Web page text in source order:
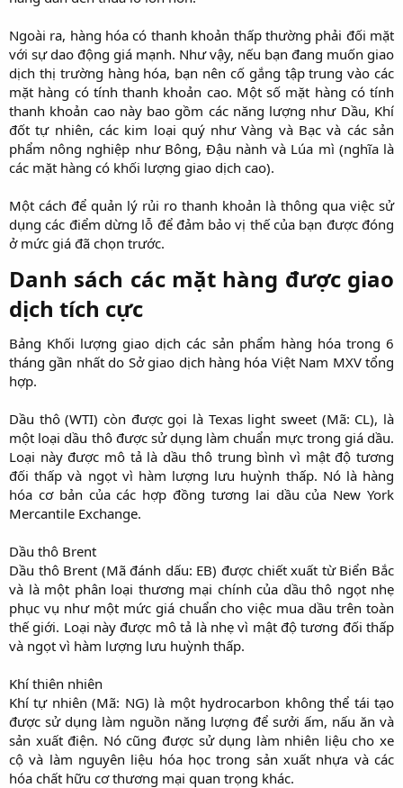
Ngoài ra, hàng hóa có thanh khoản thấp thường phải đối mặt
với sự dao động giá mạnh. Như vậy, nếu bạn đang muốn giao
dịch thị trường hàng hóa, bạn nên cố gắng tập trung vào các
mặt hàng có tính thanh khoản cao. Một số mặt hàng có tính
thanh khoản cao này bao gồm các năng lượng như Dầu, Khí
đốt tự nhiên, các kim loại quý như Vàng và Bạc và các sản
phẩm nông nghiệp như Bông, Đậu nành và Lúa mì (nghĩa là
các mặt hàng có khối lượng giao dịch cao).
Một cách để quản lý rủi ro thanh khoản là thông qua việc sử
dụng các điểm dừng lỗ để đảm bảo vị thế của bạn được đóng
ở mức giá đã chọn trước.​
Danh sách các mặt hàng được giao
dịch tích cực​
Bảng Khối lượng giao dịch các sản phẩm hàng hóa trong 6
tháng gần nhất do Sở giao dịch hàng hóa Việt Nam MXV tổng
hợp.
Dầu thô (WTI) còn được gọi là Texas light sweet (Mã: CL), là
một loại dầu thô được sử dụng làm chuẩn mực trong giá dầu.
Loại này được mô tả là dầu thô trung bình vì mật độ tương
đối thấp và ngọt vì hàm lượng lưu huỳnh thấp. Nó là hàng
hóa cơ bản của các hợp đồng tương lai dầu của New York
Mercantile Exchange.
Dầu thô Brent
Dầu thô Brent (Mã đánh dấu: EB) được chiết xuất từ Biển Bắc
và là một phân loại thương mại chính của dầu thô ngọt nhẹ
phục vụ như một mức giá chuẩn cho việc mua dầu trên toàn
thế giới. Loại này được mô tả là nhẹ vì mật độ tương đối thấp
và ngọt vì hàm lượng lưu huỳnh thấp.
Khí thiên nhiên
Khí tự nhiên (Mã: NG) là một hydrocarbon không thể tái tạo
được sử dụng làm nguồn năng lượng để sưởi ấm, nấu ăn và
sản xuất điện. Nó cũng được sử dụng làm nhiên liệu cho xe
cộ và làm nguyên liệu hóa học trong sản xuất nhựa và các
hóa chất hữu cơ thương mại quan trọng khác.